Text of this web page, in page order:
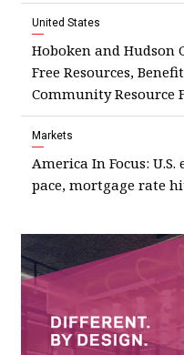
United States
Hoboken and Hudson
Free Resources,
Community Resource
Markets
America In Focus:
pace, mortgage rate